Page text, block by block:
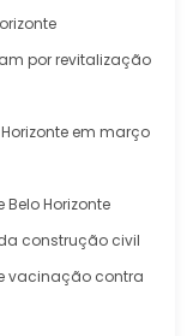
por revitalização
em março
Horizonte
construção civil
vacinação contra